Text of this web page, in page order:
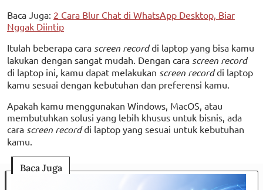
Baca Juga: 2 Cara Blur Chat di WhatsApp Desktop, Biar
Nggak Diintip
Itulah beberapa cara screen recorddi laptop yang bisa kamu
lakukan dengan sangat mudah. Dengan cara screen record
di laptop ini, kamu dapat melakukan screen recorddi laptop
kamu sesuai dengan kebutuhan dan preferensi kamu.
Apakah kamu menggunakan Windows, MacOS, atau
membutuhkan solusi yang lebih khusus untuk bisnis, ada
cara screen recorddi laptop yang sesuai untuk kebutuhan
kamu.
Baca Juga